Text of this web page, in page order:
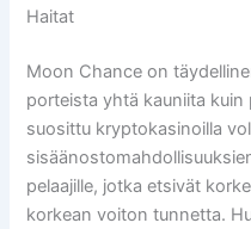
Haitat
Moon Chance on
porteista yhtä kauniita kuin
suosittu kryptokasinoilla
pelaajille, jotka etsivät
korkean voiton tunnetta.